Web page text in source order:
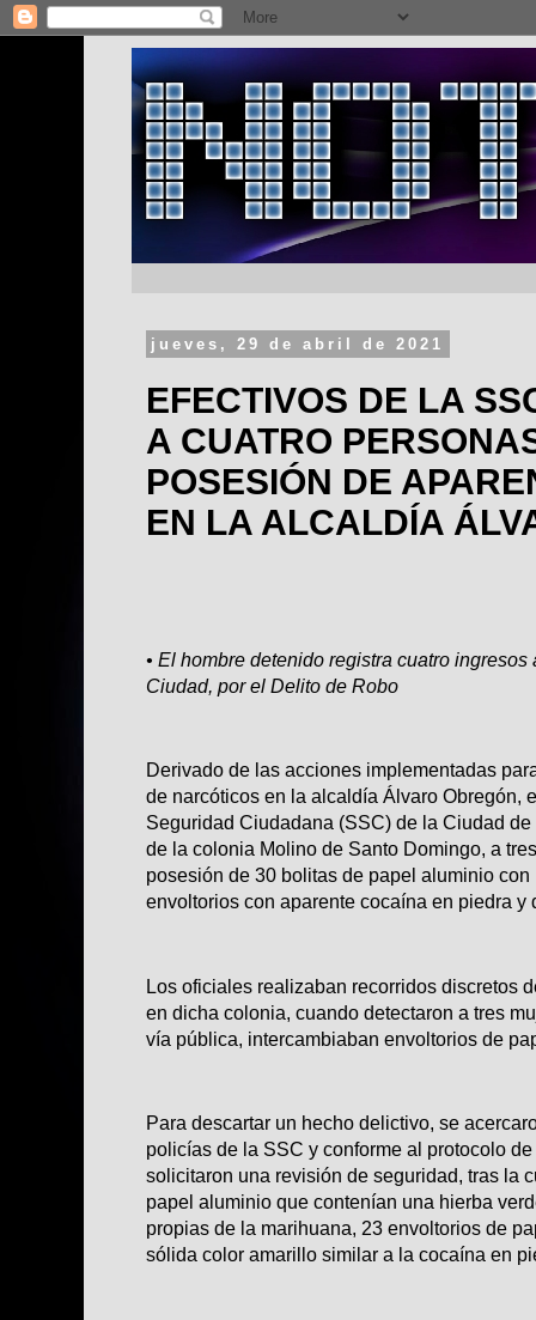
jueves, 29 de abril de 2021
EFECTIVOS DE LA
A CUATRO
POSESIÓN DE
EN LA ALCALDÍA
• El hombre detenido registra cuatro
Ciudad, por el Delito de Robo
Derivado de las acciones implementadas
de narcóticos en la alcaldía Álvaro Obregón,
Seguridad Ciudadana (SSC) de la Ciudad
de la colonia Molino de Santo Domingo, a
posesión de 30 bolitas de papel aluminio
envoltorios con aparente cocaína en piedra y
Los oficiales realizaban recorridos discretos
en dicha colonia, cuando detectaron a tres
vía pública, intercambiaban envoltorios de
Para descartar un hecho delictivo, se
policías de la SSC y conforme al protocolo
solicitaron una revisión de seguridad, tras la
papel aluminio que contenían una hierba
propias de la marihuana, 23 envoltorios de
sólida color amarillo similar a la cocaína en